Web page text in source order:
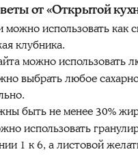
от «Открытой
можно использовать как
клубника.
можно использовать
выбрать любое
быть не менее 30%
использовать
1 к 6, а листовой